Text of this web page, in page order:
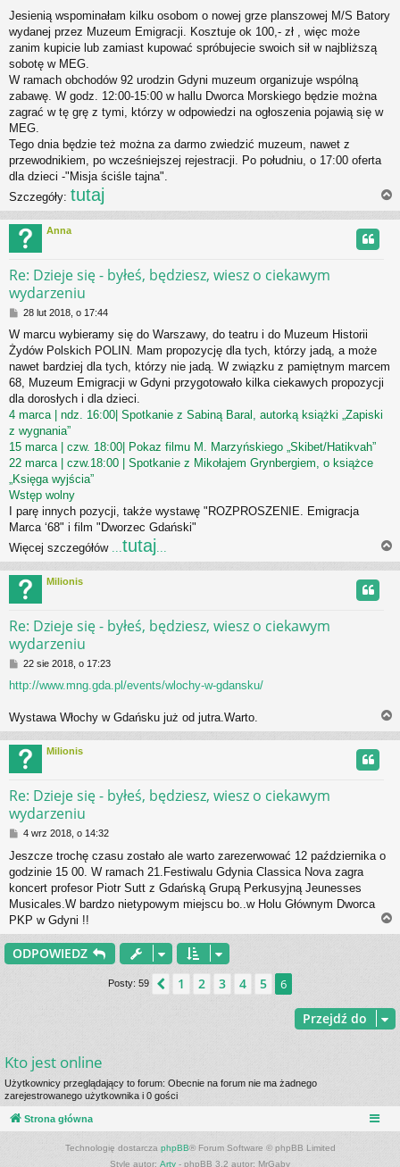
s
t
Jesienią wspominałam kilku osobom o nowej grze planszowej M/S Batory
wydanej przez Muzeum Emigracji. Kosztuje ok 100,- zł , więc może
zanim kupicie lub zamiast kupować spróbujecie swoich sił w najbliższą
sobotę w MEG.
W ramach obchodów 92 urodzin Gdyni muzeum organizuje wspólną
zabawę. W godz. 12:00-15:00 w hallu Dworca Morskiego będzie można
zagrać w tę grę z tymi, którzy w odpowiedzi na ogłoszenia pojawią się w
MEG.
Tego dnia będzie też można za darmo zwiedzić muzeum, nawet z
przewodnikiem, po wcześniejszej rejestracji. Po południu, o 17:00 oferta
dla dzieci -"Misja ściśle tajna".
Szczegóły: tutaj
a
g
Anna
Re: Dzieje się - byłeś, będziesz, wiesz o ciekawym
wydarzeniu
P
s
t
28 lut 2018, o 17:44
W marcu wybieramy się do Warszawy, do teatru i do Muzeum Historii
Żydów Polskich POLIN. Mam propozycję dla tych, którzy jadą, a może
nawet bardziej dla tych, którzy nie jadą. W związku z pamiętnym marcem
68, Muzeum Emigracji w Gdyni przygotowało kilka ciekawych propozycji
dla dorosłych i dla dzieci.
4 marca | ndz. 16:00| Spotkanie z Sabiną Baral, autorką książki „Zapiski
z wygnania”
15 marca | czw. 18:00| Pokaz filmu M. Marzyńskiego „Skibet/Hatikvah”
22 marca | czw.18:00 | Spotkanie z Mikołajem Grynbergiem, o książce
„Księga wyjścia”
Wstęp wolny
I parę innych pozycji, także wystawę "ROZPROSZENIE. Emigracja
Marca ‘68" i film "Dworzec Gdański"
Więcej szczegółów ...tutaj...
a
g
Milionis
Re: Dzieje się - byłeś, będziesz, wiesz o ciekawym
wydarzeniu
P
s
22 sie 2018, o 17:23
http://www.mng.gda.pl/events/wlochy-w-gdansku/
Wystawa Włochy w Gdańsku już od jutra.Warto.
a
g
Milionis
Re: Dzieje się - byłeś, będziesz, wiesz o ciekawym
wydarzeniu
P
s
t
4 wrz 2018, o 14:32
Jeszcze trochę czasu zostało ale warto zarezerwować 12 października o
godzinie 15 00. W ramach 21.Festiwalu Gdynia Classica Nova zagra
koncert profesor Piotr Sutt z Gdańską Grupą Perkusyjną Jeunesses
Musicales.W bardzo nietypowym miejscu bo..w Holu Głównym Dworca
PKP w Gdyni !!
a
ODPOWIEDZ
Posty: 59 Poprzednia
1 2 3 4 5 6
Przejdź do
Kto jest online
Użytkownicy przeglądający to forum: Obecnie na forum nie ma żadnego
zarejestrowanego użytkownika i 0 gości
Strona główna
Technologię dostarcza phpBB® Forum Software © phpBB Limited
Style autor: Arty - phpBB 3.2 autor: MrGaby